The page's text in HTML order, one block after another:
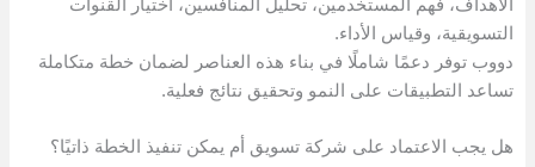
الأهداف، فهم المستخدمين، تحليل المنافسين، اختيار القنوات
التسويقية، وقياس الأداء.
دووب توفر دعمًا شاملًا في بناء هذه العناصر لضمان خطة متكاملة
تساعد التطبيقات على النمو وتحقيق نتائج فعلية.
هل يجب الاعتماد على شركة تسويق أم يمكن تنفيذ الخطة ذاتيًا؟